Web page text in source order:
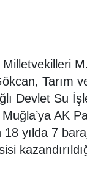
Tarım
Devlet Su
AK
yılda 7